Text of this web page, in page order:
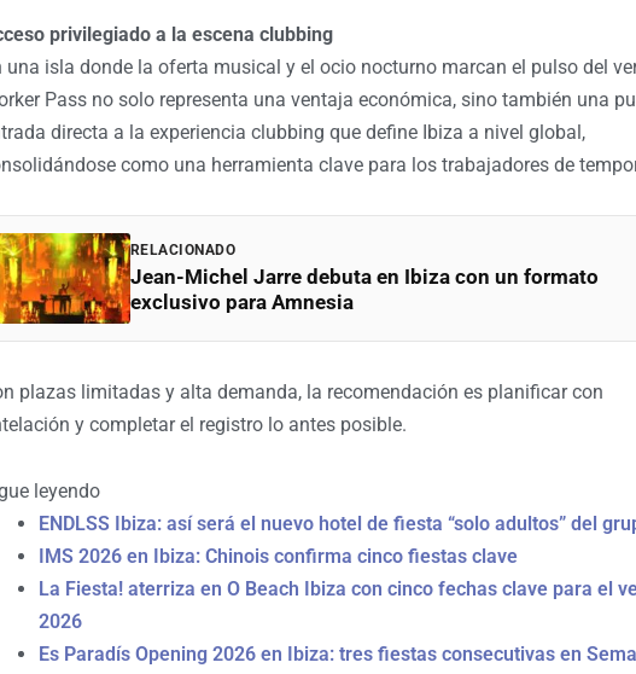
privilegiado a la escena clubbing
una isla donde la oferta musical y el ocio nocturno marcan el pulso del
Pass no solo representa una ventaja económica, sino también una
directa a la experiencia clubbing que define Ibiza a nivel global,
como una herramienta clave para los trabajadores de
RELACIONADO
Jean-Michel Jarre debuta en Ibiza con un formato
exclusivo para Amnesia
plazas limitadas y alta demanda, la recomendación es planificar con
y completar el registro lo antes posible.
leyendo
ENDLSS Ibiza: así será el nuevo hotel de fiesta “solo adultos” del
IMS 2026 en Ibiza: Chinois confirma cinco fiestas clave
La Fiesta! aterriza en O Beach Ibiza con cinco fechas clave para el
2026
Es Paradís Opening 2026 en Ibiza: tres fiestas consecutivas en